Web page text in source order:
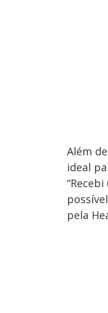
Além
ideal
pela